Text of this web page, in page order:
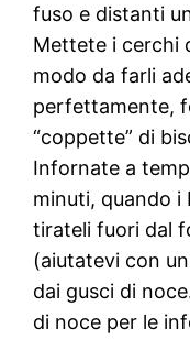
fuso e distanti
Mettete i cerchi
modo da farli
perfettamente,
“coppette” di
Infornate a
minuti, quando
tirateli fuori dal
(aiutatevi con
dai gusci di
di noce per le